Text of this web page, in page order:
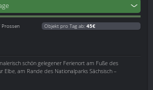
Prossen
Objekt pro Tag ab: 45€
schön gelegener Ferienort am Fuße des
Elbe, am Rande des Nationalparks Sächsisch –